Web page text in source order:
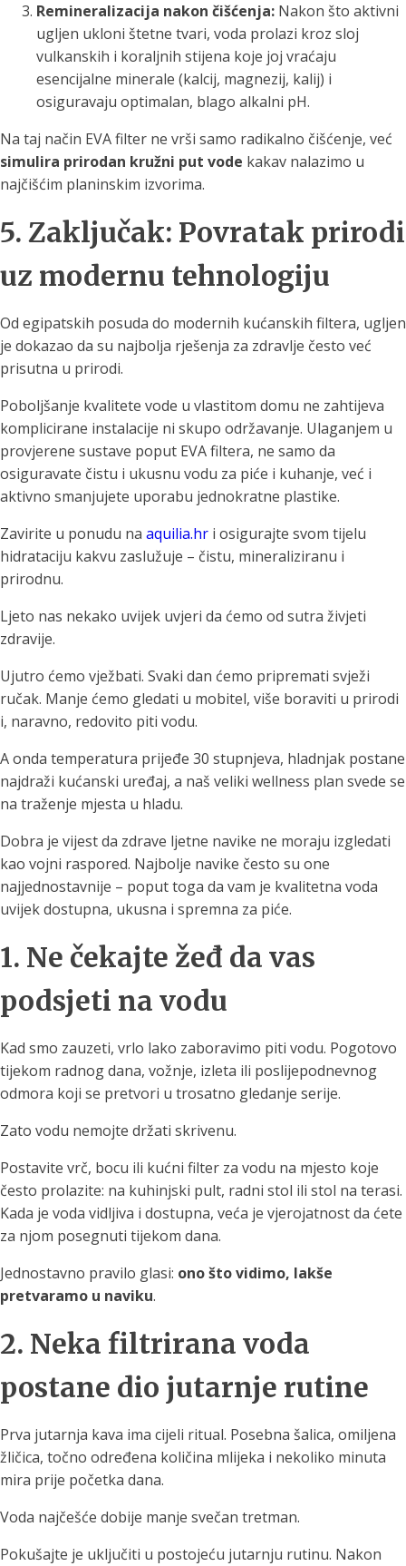
Remineralizacija nakon čišćenja: Nakon što aktivni
ugljen ukloni štetne tvari, voda prolazi kroz sloj
vulkanskih i koraljnih stijena koje joj vraćaju
esencijalne minerale (kalcij, magnezij, kalij) i
osiguravaju optimalan, blago alkalni pH.
Na taj način EVA filter ne vrši samo radikalno čišćenje, već
simulira prirodan kružni put vode kakav nalazimo u
najčišćim planinskim izvorima.
5. Zaključak: Povratak prirodi
uz modernu tehnologiju
Od egipatskih posuda do modernih kućanskih filtera, ugljen
je dokazao da su najbolja rješenja za zdravlje često već
prisutna u prirodi.
Poboljšanje kvalitete vode u vlastitom domu ne zahtijeva
komplicirane instalacije ni skupo održavanje. Ulaganjem u
provjerene sustave poput EVA filtera, ne samo da
osiguravate čistu i ukusnu vodu za piće i kuhanje, već i
aktivno smanjujete uporabu jednokratne plastike.
Zavirite u ponudu na aquilia.hr i osigurajte svom tijelu
hidrataciju kakvu zaslužuje – čistu, mineraliziranu i
prirodnu.
Ljeto nas nekako uvijek uvjeri da ćemo od sutra živjeti
zdravije.
Ujutro ćemo vježbati. Svaki dan ćemo pripremati svježi
ručak. Manje ćemo gledati u mobitel, više boraviti u prirodi
i, naravno, redovito piti vodu.
A onda temperatura prijeđe 30 stupnjeva, hladnjak postane
najdraži kućanski uređaj, a naš veliki wellness plan svede se
na traženje mjesta u hladu.
Dobra je vijest da zdrave ljetne navike ne moraju izgledati
kao vojni raspored. Najbolje navike često su one
najjednostavnije – poput toga da vam je kvalitetna voda
uvijek dostupna, ukusna i spremna za piće.
1. Ne čekajte žeđ da vas
podsjeti na vodu
Kad smo zauzeti, vrlo lako zaboravimo piti vodu. Pogotovo
tijekom radnog dana, vožnje, izleta ili poslijepodnevnog
odmora koji se pretvori u trosatno gledanje serije.
Zato vodu nemojte držati skrivenu.
Postavite vrč, bocu ili kućni filter za vodu na mjesto koje
često prolazite: na kuhinjski pult, radni stol ili stol na terasi.
Kada je voda vidljiva i dostupna, veća je vjerojatnost da ćete
za njom posegnuti tijekom dana.
Jednostavno pravilo glasi: ono što vidimo, lakše
pretvaramo u naviku.
2. Neka filtrirana voda
postane dio jutarnje rutine
Prva jutarnja kava ima cijeli ritual. Posebna šalica, omiljena
žličica, točno određena količina mlijeka i nekoliko minuta
mira prije početka dana.
Voda najčešće dobije manje svečan tretman.
Pokušajte je uključiti u postojeću jutarnju rutinu. Nakon